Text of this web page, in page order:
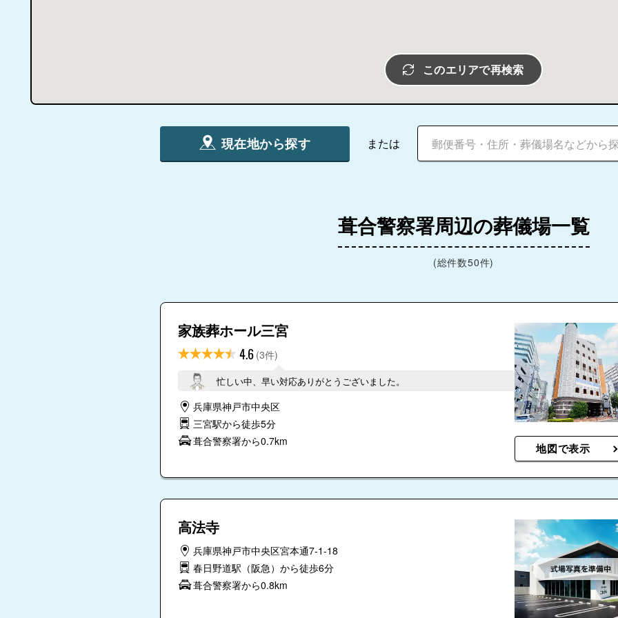
このエリアで再検索
現在地から探す または
葺合警察署周辺の葬儀場一覧
(総件数50件)
家族葬ホール三宮
4.6 (3件)
忙しい中、早い対応ありがとうございました。
兵庫県神戸市中央区
三宮駅から徒歩5分
葺合警察署から0.7km
地図で表示
高法寺
兵庫県神戸市中央区宮本通7-1-18
春日野道駅（阪急）から徒歩6分
葺合警察署から0.8km